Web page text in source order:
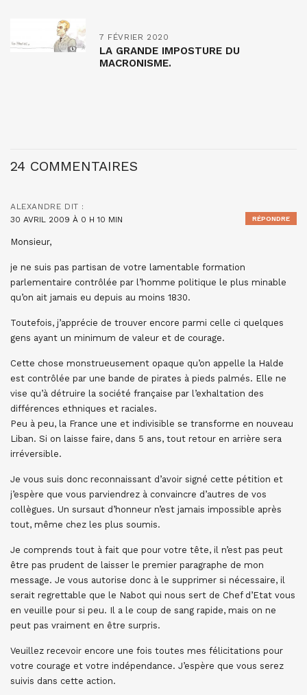
7 FÉVRIER 2020
LA GRANDE IMPOSTURE DU
MACRONISME.
24 COMMENTAIRES
ALEXANDRE DIT :
30 AVRIL 2009 À 0 H 10 MIN
Monsieur,
je ne suis pas partisan de votre lamentable formation
parlementaire contrôlée par l’homme politique le plus minable
qu’on ait jamais eu depuis au moins 1830.
Toutefois, j’apprécie de trouver encore parmi celle ci quelques
gens ayant un minimum de valeur et de courage.
Cette chose monstrueusement opaque qu’on appelle la Halde
est contrôlée par une bande de pirates à pieds palmés. Elle ne
vise qu’à détruire la société française par l’exhaltation des
différences ethniques et raciales.
Peu à peu, la France une et indivisible se transforme en nouveau
Liban. Si on laisse faire, dans 5 ans, tout retour en arrière sera
irréversible.
Je vous suis donc reconnaissant d’avoir signé cette pétition et
j’espère que vous parviendrez à convaincre d’autres de vos
collègues. Un sursaut d’honneur n’est jamais impossible après
tout, même chez les plus soumis.
Je comprends tout à fait que pour votre tête, il n’est pas peut
être pas prudent de laisser le premier paragraphe de mon
message. Je vous autorise donc à le supprimer si nécessaire, il
serait regrettable que le Nabot qui nous sert de Chef d’Etat vous
en veuille pour si peu. Il a le coup de sang rapide, mais on ne
peut pas vraiment en être surpris.
Veuillez recevoir encore une fois toutes mes félicitations pour
votre courage et votre indépendance. J’espère que vous serez
suivis dans cette action.
RÉPONDRE